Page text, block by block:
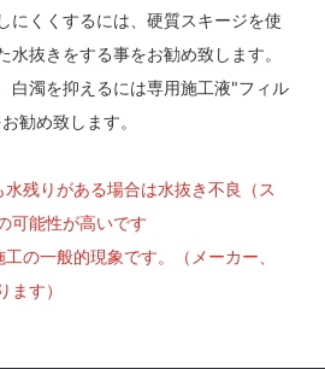
にくくするには、硬質スキージを使
水抜きをする事をお勧め致します。
白濁を抑えるには専用施工液"フィル
勧め致します。
残りがある場合は水抜き不良（ス
可能性が高いです
の一般的現象です。（メーカー、
ます）